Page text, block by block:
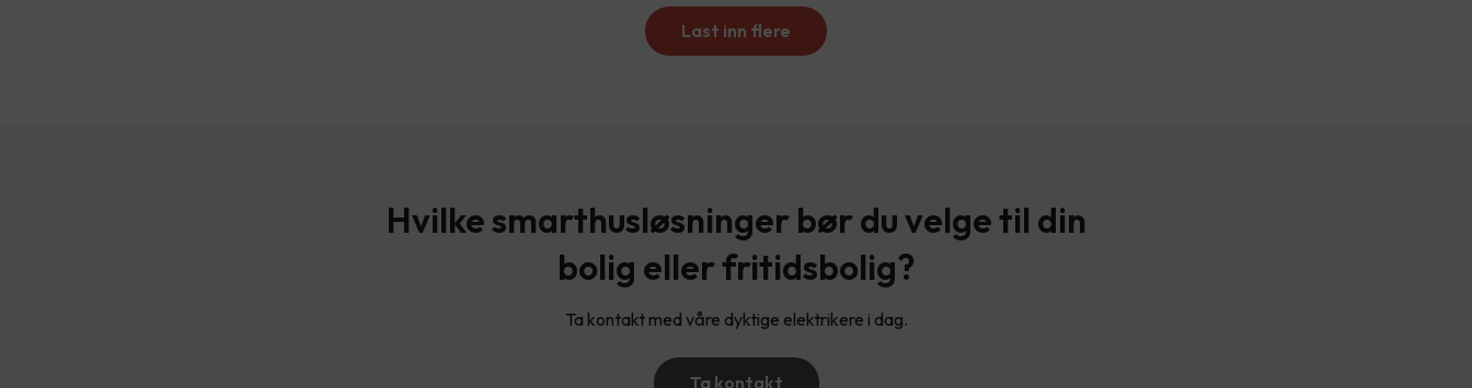
Last inn flere
Hvilke smarthusløsninger bør du velge til din
bolig eller fritidsbolig?
Ta kontakt med våre dyktige elektrikere i dag.
Ta kontakt